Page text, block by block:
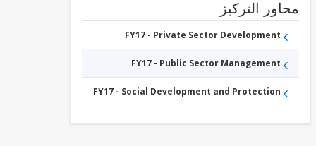
التركيز
FY17 - Private Sector Development
FY17 - Public Sector Management
FY17 - Social Development and Protection